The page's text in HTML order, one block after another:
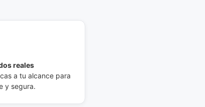
reales
a tu alcance para
y segura.